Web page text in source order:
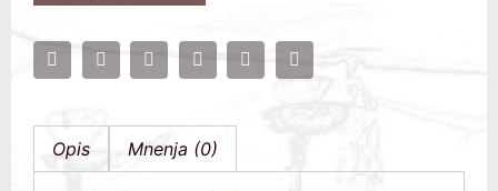
Opis Mnenja (0)